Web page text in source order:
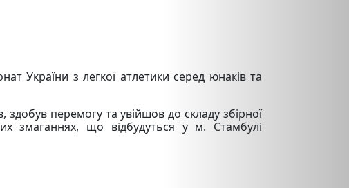
України з легкої атлетики серед юнаків та
перемогу та увійшов до складу збірної
змаганнях, що відбудуться у м. Стамбулі